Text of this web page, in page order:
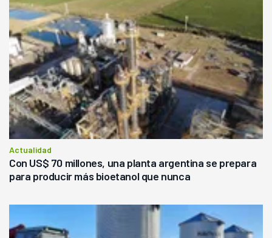
Actualidad
Con US$ 70 millones, una planta argentina se prepara
para producir más bioetanol que nunca